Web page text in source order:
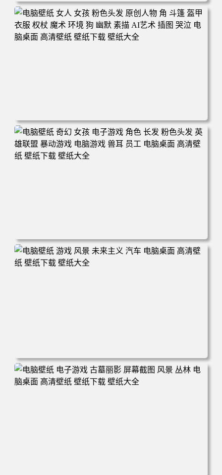
电脑壁纸 奇幻 女孩 眼罩 英雄联盟 电脑桌面 高清壁纸 壁纸
下载 壁纸大全
电脑壁纸 女人 女孩 粉色头发 原创人物 角 斗篷 盔甲 衣服
权杖 魔术 环境 狗 幽默 素描 AI艺术 插图 哭泣 电脑桌面 高
清壁纸 壁纸下载 壁纸大全
电脑壁纸 奇幻 女孩 电子游戏 角色 长发 粉色头发 英雄联盟
暴动游戏 电脑游戏 兽耳 员工 电脑桌面 高清壁纸 壁纸下载
电脑壁纸 游戏 风景 未来主义 汽车 电脑桌面 高清壁纸 壁纸
下载 壁纸大全